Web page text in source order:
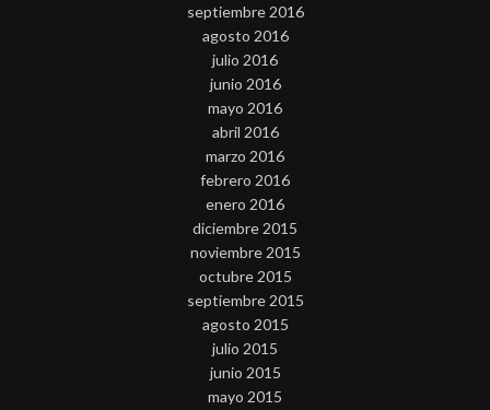
septiembre 2016
agosto 2016
julio 2016
junio 2016
mayo 2016
abril 2016
marzo 2016
febrero 2016
enero 2016
diciembre 2015
noviembre 2015
octubre 2015
septiembre 2015
agosto 2015
julio 2015
junio 2015
mayo 2015